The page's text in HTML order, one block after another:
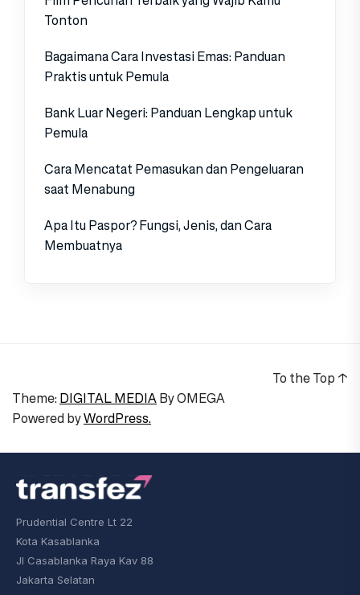
Tonton
Bagaimana Cara Investasi Emas: Panduan
Praktis untuk Pemula
Bank Luar Negeri: Panduan Lengkap untuk
Pemula
Cara Mencatat Pemasukan dan Pengeluaran
saat Menabung
Apa Itu Paspor? Fungsi, Jenis, dan Cara
Membuatnya
Theme: DIGITAL MEDIAByOMEGA
Powered byWordPress.
To the Top ↑
Prudential Centre Lt 22
Kota Kasablanka
Jl Casablanka Raya Kav 88
Jakarta Selatan